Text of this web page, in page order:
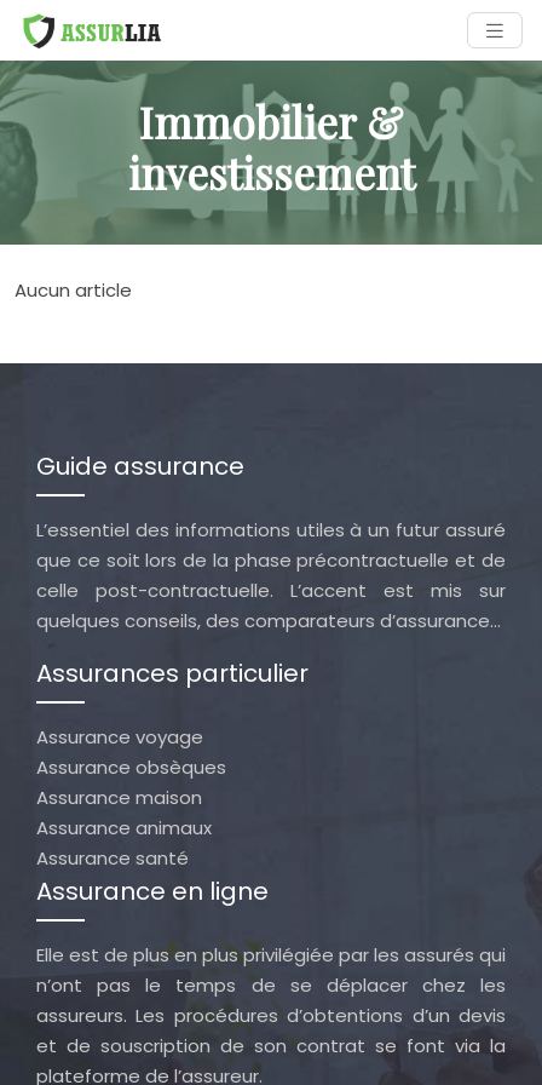
Immobilier &
investissement
Aucun article
Guide assurance
L’essentiel des informations utiles à un futur assuré
que ce soit lors de la phase précontractuelle et de
celle post-contractuelle. L’accent est mis sur
quelques conseils, des comparateurs d’assurance…
Assurances particulier
Assurance voyage
Assurance obsèques
Assurance maison
Assurance animaux
Assurance santé
Assurance en ligne
Elle est de plus en plus privilégiée par les assurés qui
n’ont pas le temps de se déplacer chez les
assureurs. Les procédures d’obtentions d’un devis
et de souscription de son contrat se font via la
plateforme de l’assureur.